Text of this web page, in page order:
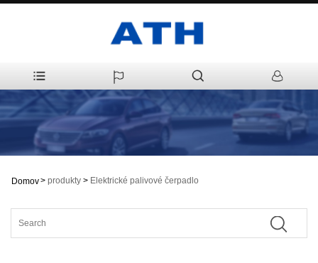
Domov> produkty > Elektrické palivové čerpadlo